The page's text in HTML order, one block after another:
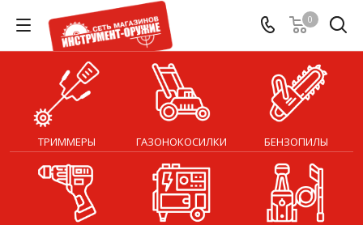
0
ТРИММЕРЫ ГАЗОНОКОСИЛКИ БЕНЗОПИЛЫ